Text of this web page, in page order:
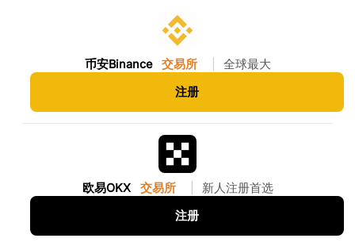
币安Binance 交易所 全球最大
注册
欧易OKX 交易所 新人注册首选
注册